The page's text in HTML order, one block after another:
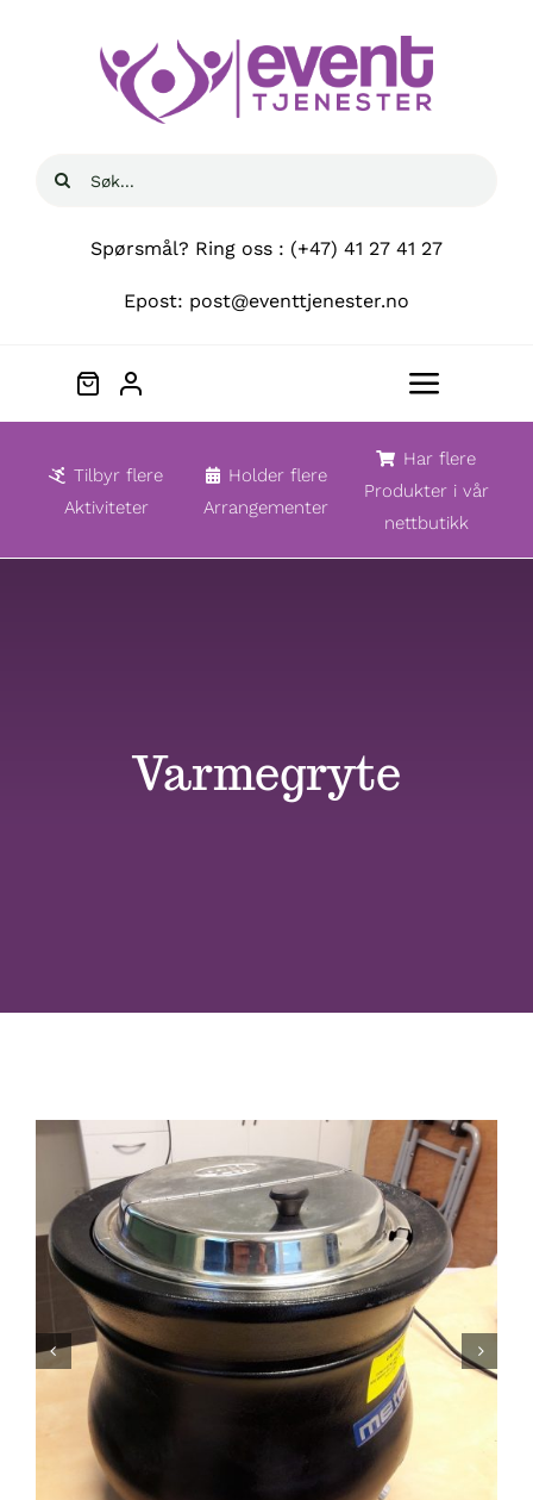
Søk
Spørsmål? Ring oss : (+47) 41 27 41 27
Epost: post@eventtjenester.no
Toggle
Tilbyr flere
Aktiviteter
Holder flere
Arrangementer
Har flere
Produkter i vår
nettbutikk
Varmegryte